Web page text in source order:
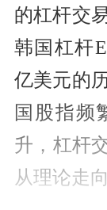
的杠杆交
韩国杠杆
亿美元的
国股指频
升，杠杆
从理论走